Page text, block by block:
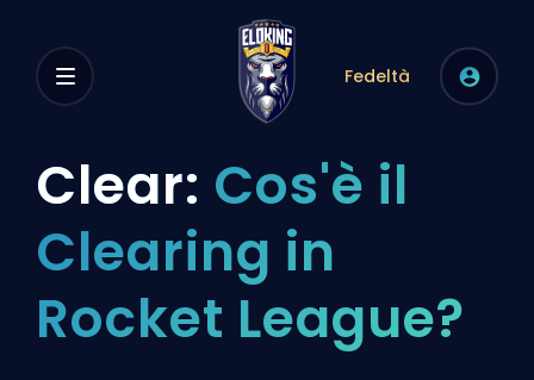
Fedeltà
Clear: Cos'è il
Clearing in
Rocket League?